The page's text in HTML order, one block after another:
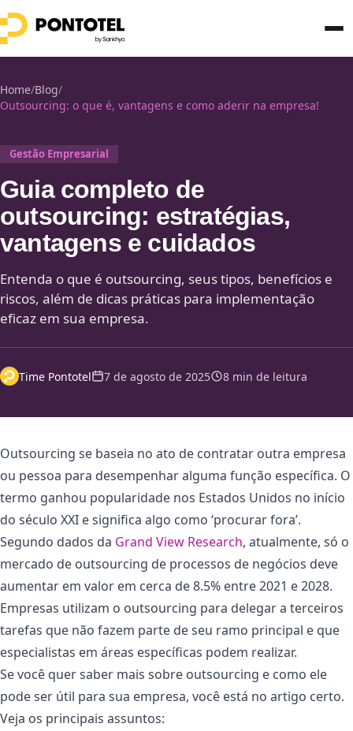
Home/Blog/
Outsourcing: o que é, vantagens e como aderir na empresa!
Gestão Empresarial
Guia completo de
outsourcing: estratégias,
vantagens e cuidados
Entenda o que é outsourcing, seus tipos, benefícios e
riscos, além de dicas práticas para implementação
eficaz em sua empresa.
Time Pontotel 7 de agosto de 2025 8 min de leitura
Outsourcing se baseia no ato de contratar outra empresa
ou pessoa para desempenhar alguma função específica. O
termo ganhou popularidade nos Estados Unidos no início
do século XXI e significa algo como ‘procurar fora’.
Segundo dados da Grand View Research, atualmente, só o
mercado de outsourcing de processos de negócios deve
aumentar em valor em cerca de 8.5% entre 2021 e 2028.
Empresas utilizam o outsourcing para delegar a terceiros
tarefas que não fazem parte de seu ramo principal e que
especialistas em áreas específicas podem realizar.
Se você quer saber mais sobre outsourcing e como ele
pode ser útil para sua empresa, você está no artigo certo.
Veja os principais assuntos: